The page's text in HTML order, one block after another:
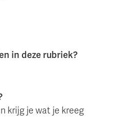
in deze rubriek?
krijg je wat je kreeg